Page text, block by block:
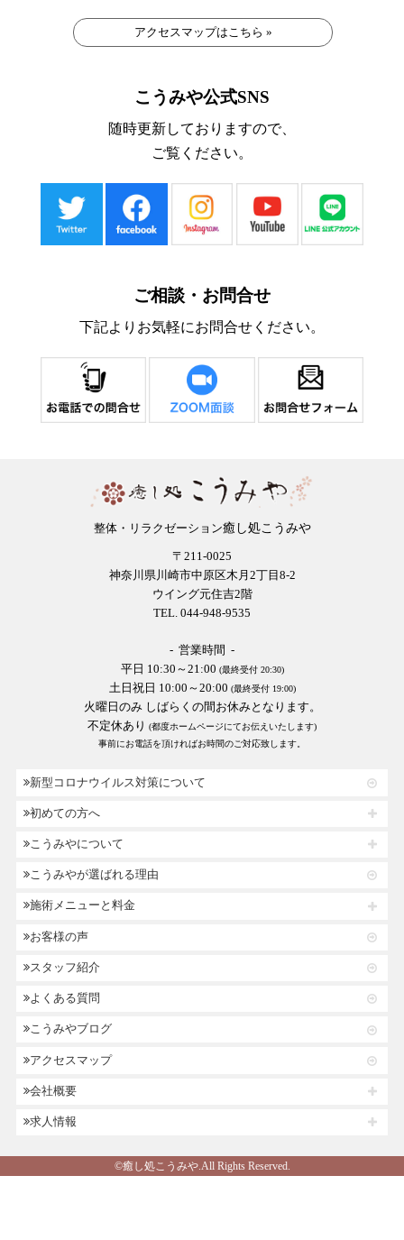
アクセスマップはこちら »
こうみや公式SNS
随時更新しておりますので、
ご覧ください。
ご相談・お問合せ
下記よりお気軽にお問合せください。
整体・リラクゼーション癒し処こうみや
〒211-0025
神奈川県川崎市中原区木月2丁目8-2
ウイング元住吉2階
TEL. 044-948-9535
- 営業時間 -
平日 10:30～21:00 (最終受付 20:30)
土日祝日 10:00～20:00 (最終受付 19:00)
火曜日のみ しばらくの間お休みとなります。
不定休あり (都度ホームページにてお伝えいたします)
事前にお電話を頂ければお時間のご対応致します。
新型コロナウイルス対策について
初めての方へ
こうみやについて
こうみやが選ばれる理由
施術メニューと料金
お客様の声
スタッフ紹介
よくある質問
こうみやブログ
アクセスマップ
会社概要
求人情報
©癒し処こうみや.All Rights Reserved.